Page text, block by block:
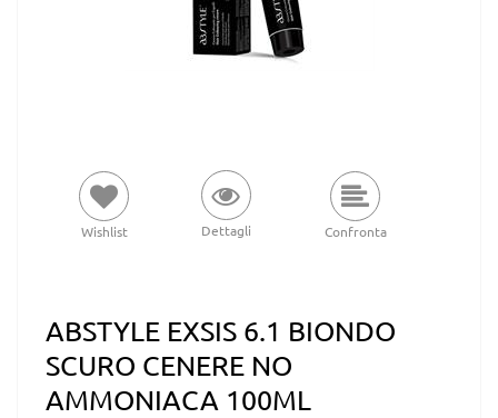
Wishlist Dettagli Confronta
ABSTYLE EXSIS 6.1 BIONDO
SCURO CENERE NO
AMMONIACA 100ML